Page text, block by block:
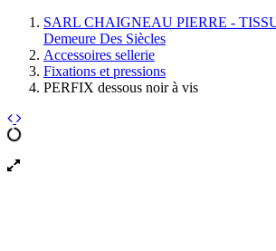
SARL CHAIGNEAU PIERRE -
Demeure Des Siècles
Accessoires sellerie
Fixations et pressions
PERFIX dessous noir à vis